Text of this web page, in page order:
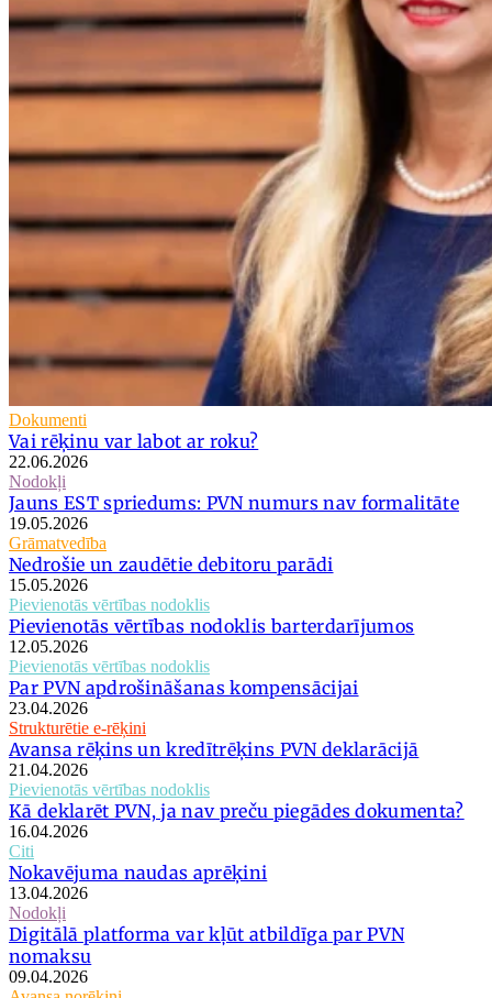
Dokumenti
Vai rēķinu var labot ar roku?
22.06.2026
Nodokļi
Jauns EST spriedums: PVN numurs nav formalitāte
19.05.2026
Grāmatvedība
Nedrošie un zaudētie debitoru parādi
15.05.2026
Pievienotās vērtības nodoklis
Pievienotās vērtības nodoklis barterdarījumos
12.05.2026
Pievienotās vērtības nodoklis
Par PVN apdrošināšanas kompensācijai
23.04.2026
Strukturētie e-rēķini
Avansa rēķins un kredītrēķins PVN deklarācijā
21.04.2026
Pievienotās vērtības nodoklis
Kā deklarēt PVN, ja nav preču piegādes dokumenta?
16.04.2026
Citi
Nokavējuma naudas aprēķini
13.04.2026
Nodokļi
Digitālā platforma var kļūt atbildīga par PVN
nomaksu
09.04.2026